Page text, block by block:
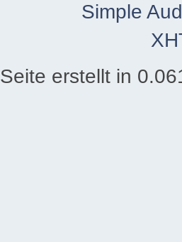
Simple
Seite erstellt in